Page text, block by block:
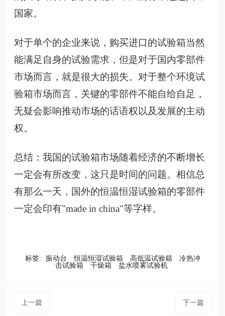
国家。
对于单个的企业来说，购买进口的试验箱当然
能满足自身的试验需求，但是对于国内零部件
市场而言，就是很大的损失。对于整个环境试
验箱市场而言，关键的零部件不能自给自足，
无疑会影响推动市场的话语权以及发展的主动
权。
总结：我国的试验箱市场随着经济的不断增长
一定会有所改变，这只是时间的问题。相信总
有那么一天，国外的恒温恒湿试验箱的零部件
一定会印有"made in china"等字样。
标签: 振动台 恒温恒湿试验箱 高低温试验箱
冷热冲
击试验箱
干燥箱 盐水喷雾试验机
上一篇 下一篇